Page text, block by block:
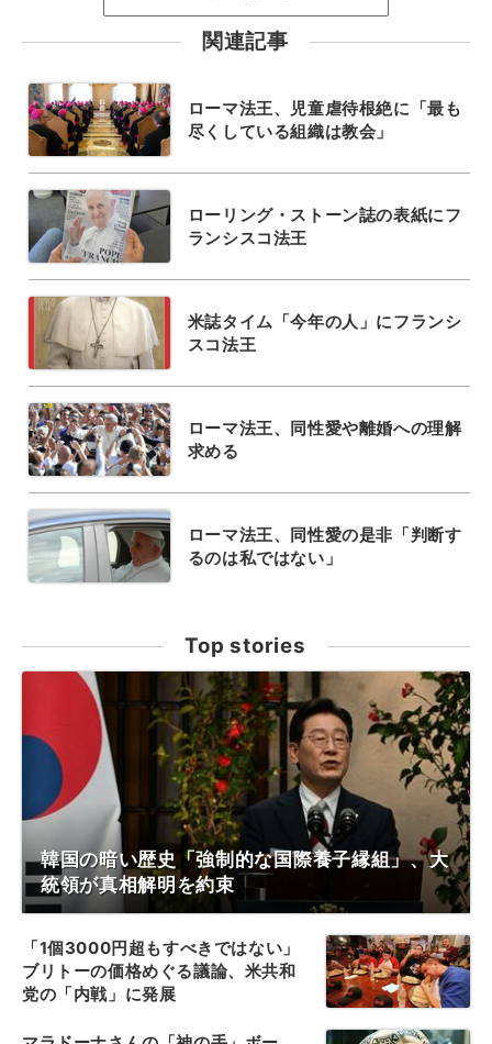
関連記事
ローマ法王、児童虐待根絶に「最も
尽くしている組織は教会」
ローリング・ストーン誌の表紙にフ
ランシスコ法王
米誌タイム「今年の人」にフランシ
スコ法王
ローマ法王、同性愛や離婚への理解
求める
ローマ法王、同性愛の是非「判断す
るのは私ではない」
Top stories
韓国の暗い歴史「強制的な国際養子縁組」、大
統領が真相解明を約束
「1個3000円超もすべきではない」
ブリトーの価格めぐる議論、米共和
党の「内戦」に発展